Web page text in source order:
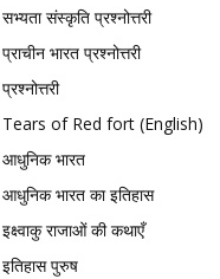
सभ्यता संस्कृति प्रश्नोत्तरी
प्राचीन भारत प्रश्नोत्तरी
प्रश्नोत्तरी
Tears of Red fort (English)
आधुनिक भारत
आधुनिक भारत का इतिहास
इक्ष्वाकु राजाओं की कथाएँ
इतिहास पुरुष